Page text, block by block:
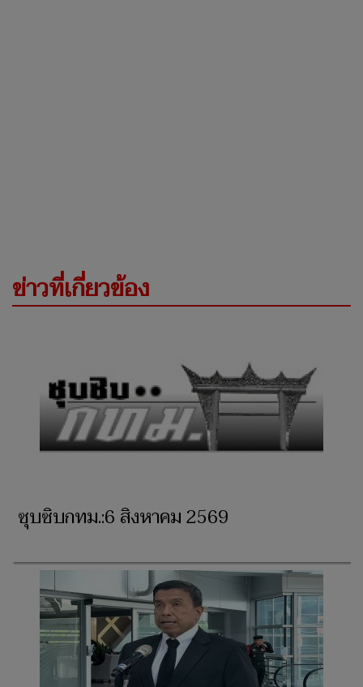
ข่าวที่เกี่ยวข้อง
ซุบซิบกทม.:6 สิงหาคม 2569